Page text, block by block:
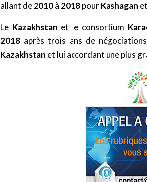
allant de2010à 2018pourKashagan
Le Kazakhstan et le consortium
2018 après trois ans de
Kazakhstan et lui accordant une plus